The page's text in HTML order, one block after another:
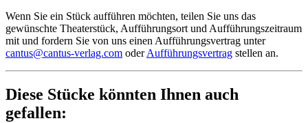
Wenn Sie ein Stück aufführen möchten, teilen Sie uns das
gewünschte Theaterstück, Aufführungsort und Aufführungszeitraum
mit und fordern Sie von uns einen Aufführungsvertrag unter
cantus@cantus-verlag.com oderAufführungsvertrag stellen an.
Diese Stücke könnten Ihnen auch
gefallen: